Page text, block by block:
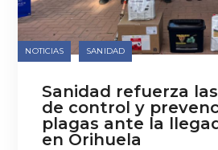
NOTICIAS SANIDAD
Sanidad refuerza
de control y
plagas ante la
en Orihuela